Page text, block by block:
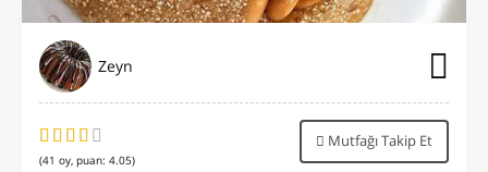
Zeyn
(41 oy, puan: 4.05)
Mutfağı Takip Et